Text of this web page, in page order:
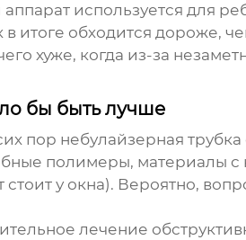
используется для
итоге обходится дороже,
хуже, когда из-за
бы быть лучше
пор небулайзерная
полимеры, материалы с
у окна). Вероятно,
лечение